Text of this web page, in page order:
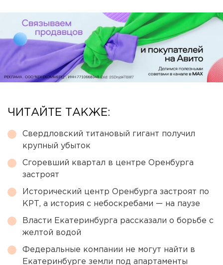
ЧИТАЙТЕ ТАКЖЕ:
Свердловский титановый гигант получил
крупный убыток
Сгоревший квартал в центре Оренбурга
застроят
Исторический центр Оренбурга застроят по
КРТ, а история с небоскребами — на паузе
Власти Екатеринбурга рассказали о борьбе с
желтой водой
Федеральные компании не могут найти в
Екатеринбурге земли под апартаменты